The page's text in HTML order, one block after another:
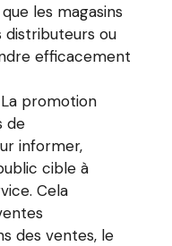
les magasins
distributeurs ou
efficacement
promotion
de
informer,
cible à
Cela
des ventes, le